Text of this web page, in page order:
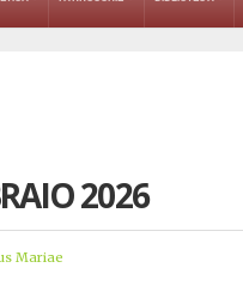
2026
Mariae